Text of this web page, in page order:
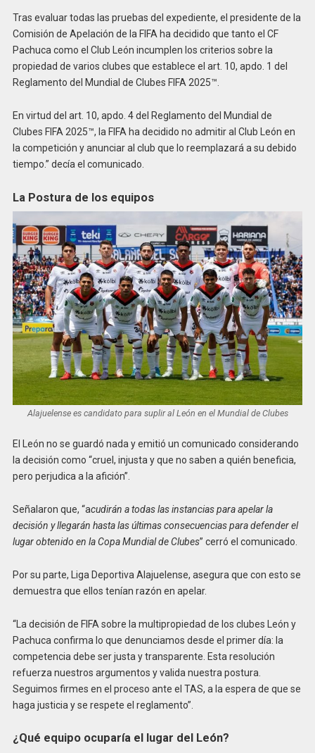
Tras evaluar todas las pruebas del expediente, el presidente de la
Comisión de Apelación de la FIFA ha decidido que tanto el CF
Pachuca como el Club León incumplen los criterios sobre la
propiedad de varios clubes que establece el art. 10, apdo. 1 del
Reglamento del Mundial de Clubes FIFA 2025™.
En virtud del art. 10, apdo. 4 del Reglamento del Mundial de
Clubes FIFA 2025™, la FIFA ha decidido no admitir al Club León en
la competición y anunciar al club que lo reemplazará a su debido
tiempo.” decía el comunicado.
La Postura de los equipos
Alajuelense es candidato para suplir al León en el Mundial de Clubes
El León no se guardó nada y emitió un comunicado considerando
la decisión como “cruel, injusta y que no saben a quién beneficia,
pero perjudica a la afición”.
Señalaron que, “acudirán a todas las instancias para apelar la
decisión y llegarán hasta las últimas consecuencias para defender el
lugar obtenido en la Copa Mundial de Clubes” cerró el comunicado.
Por su parte, Liga Deportiva Alajuelense, asegura que con esto se
demuestra que ellos tenían razón en apelar.
“La decisión de FIFA sobre la multipropiedad de los clubes León y
Pachuca confirma lo que denunciamos desde el primer día: la
competencia debe ser justa y transparente. Esta resolución
refuerza nuestros argumentos y valida nuestra postura.
Seguimos firmes en el proceso ante el TAS, a la espera de que se
haga justicia y se respete el reglamento”.
¿Qué equipo ocuparía el lugar del León?